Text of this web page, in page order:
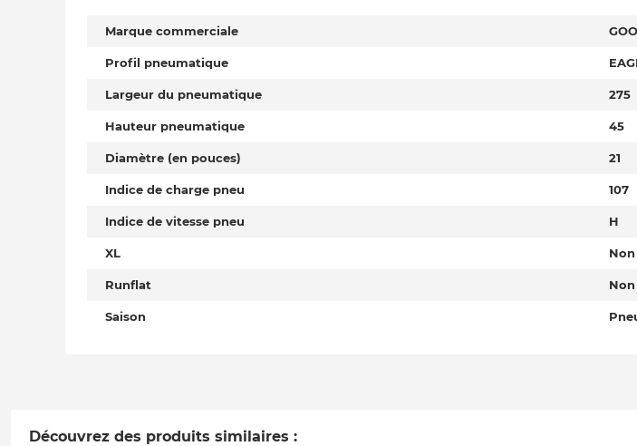
Marque commerciale
Profil pneumatique
Largeur du pneumatique 275
Hauteur pneumatique 45
Diamètre (en pouces) 21
Indice de charge pneu 107
Indice de vitesse pneu H
XL Non
Runflat Non
Saison
Découvrez des produits similaires :